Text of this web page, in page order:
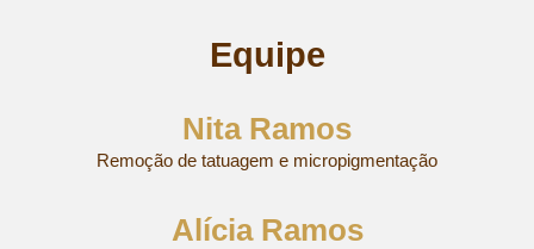
Equipe
Nita Ramos
Remoção de tatuagem e micropigmentação
Alícia Ramos